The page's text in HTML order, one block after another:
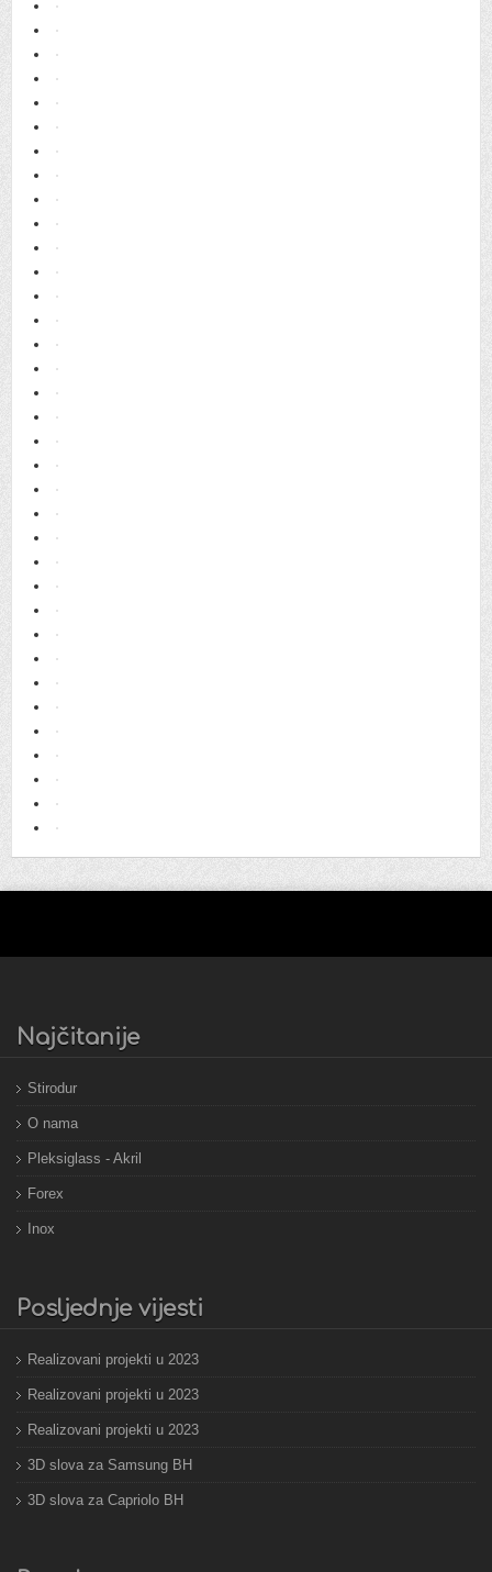
Najčitanije
Stirodur
O nama
Pleksiglass - Akril
Forex
Inox
Posljednje vijesti
Realizovani projekti u 2023
Realizovani projekti u 2023
Realizovani projekti u 2023
3D slova za Samsung BH
3D slova za Capriolo BH